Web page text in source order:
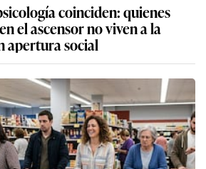
coinciden: quienes
el ascensor no viven a la
apertura social